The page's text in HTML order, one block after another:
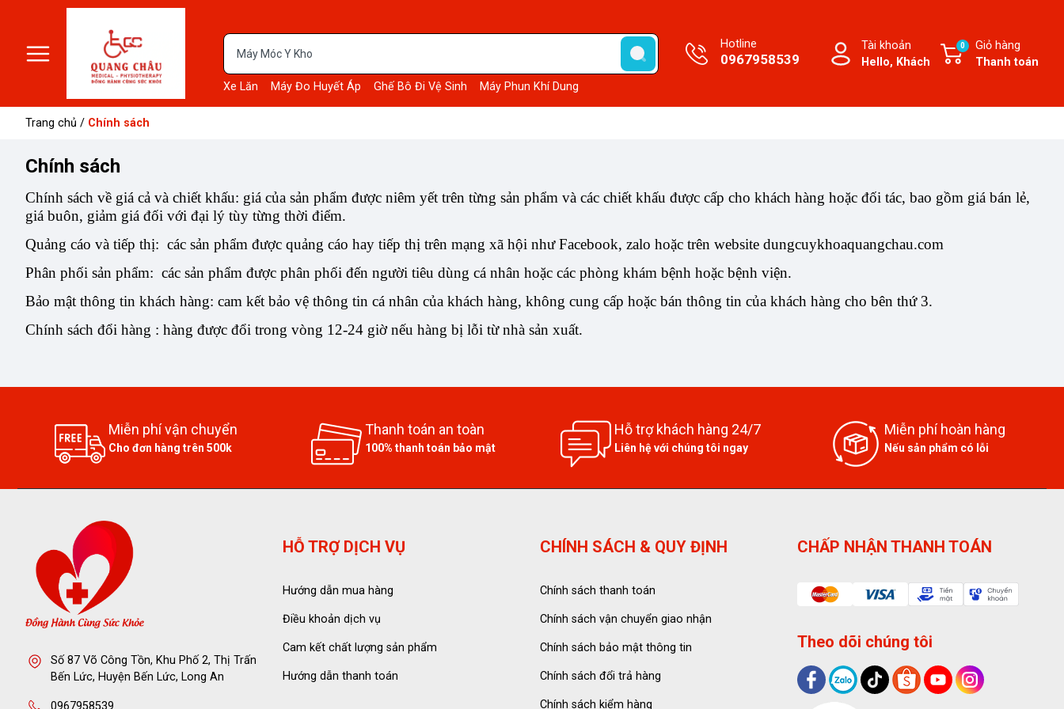
Xe Lăn Máy Đo Huyết Áp Ghế Bô Đi Vệ Sinh Máy Phun Khí Dung
Hotline
0967958539
Tài khoản
Hello, Khách
Giỏ hàng
Thanh toán
0
Trang chủ / Chính sách
Chính sách
Chính sách về giá cả và chiết khấu: giá của sản phẩm được niêm yết trên từng sản phẩm và các chiết khấu được cấp cho khách hàng hoặc đối tác, bao gồm giá bán lẻ,
giá buôn, giảm giá đối với đại lý tùy từng thời điểm.
Quảng cáo và tiếp thị: các sản phẩm được quảng cáo hay tiếp thị trên mạng xã hội như Facebook, zalo hoặc trên website dungcuykhoaquangchau.com
Phân phối sản phẩm: các sản phẩm được phân phối đến người tiêu dùng cá nhân hoặc các phòng khám bệnh hoặc bệnh viện.
Bảo mật thông tin khách hàng: cam kết bảo vệ thông tin cá nhân của khách hàng, không cung cấp hoặc bán thông tin của khách hàng cho bên thứ 3.
Chính sách đổi hàng : hàng được đổi trong vòng 12-24 giờ nếu hàng bị lỗi từ nhà sản xuất.
Miễn phí vận chuyển
Cho đơn hàng trên 500k
Thanh toán an toàn
100% thanh toán bảo mật
Hỗ trợ khách hàng 24/7
Liên hệ với chúng tôi ngay
Miễn phí hoàn hàng
Nếu sản phẩm có lỗi
Số 87 Võ Công Tồn, Khu Phố 2, Thị Trấn
Bến Lức, Huyện Bến Lức, Long An
0967958539
HỖ TRỢ DỊCH VỤ
Hướng dẫn mua hàng
Điều khoản dịch vụ
Cam kết chất lượng sản phẩm
Hướng dẫn thanh toán
CHÍNH SÁCH & QUY ĐỊNH
Chính sách thanh toán
Chính sách vận chuyển giao nhận
Chính sách bảo mật thông tin
Chính sách đổi trả hàng
Chính sách kiểm hàng
CHẤP NHẬN THANH TOÁN
Theo dõi chúng tôi